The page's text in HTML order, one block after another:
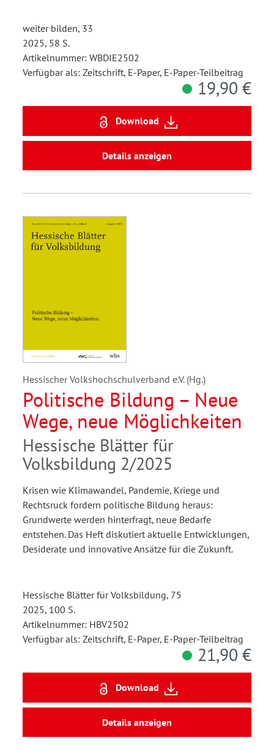
weiter bilden, 33
2025, 58 S.
Artikelnummer: WBDIE2502
Verfügbar als: Zeitschrift, E-Paper, E-Paper-Teilbeitrag
19,90 €
Download
Details anzeigen
Hessischer Volkshochschulverband e.V. (Hg.)
Politische Bildung – Neue
Wege, neue Möglichkeiten
Hessische Blätter für
Volksbildung 2/2025
Krisen wie Klimawandel, Pandemie, Kriege und
Rechtsruck fordern politische Bildung heraus:
Grundwerte werden hinterfragt, neue Bedarfe
entstehen. Das Heft diskutiert aktuelle Entwicklungen,
Desiderate und innovative Ansätze für die Zukunft.
Hessische Blätter für Volksbildung, 75
2025, 100 S.
Artikelnummer: HBV2502
Verfügbar als: Zeitschrift, E-Paper, E-Paper-Teilbeitrag
21,90 €
Download
Details anzeigen